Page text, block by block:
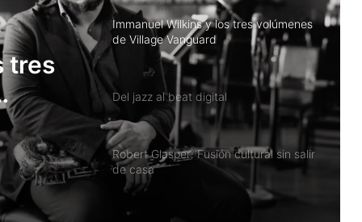
tres
Immanuel Wilkins y los tres volúmenes
de Village Vanguard
Del jazz al beat digital
Robert Glasper: Fusión cultural sin salir
de casa